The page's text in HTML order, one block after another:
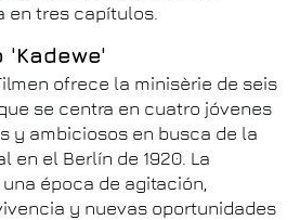
en tres capítulos.
'Kadewe'
ofrece la minisèrie de seis
se centra en cuatro jóvenes
y ambiciosos en busca de la
en el Berlín de 1920. La
época de agitación,
y nuevas oportunidades